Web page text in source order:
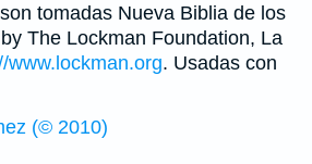
tomadas Nueva Biblia de los
The Lockman Foundation, La
www.lockman.org. Usadas con
(© 2010)